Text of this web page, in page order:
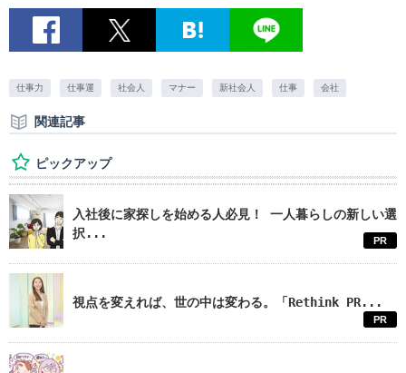
仕事力 仕事運 社会人 マナー 新社会人 仕事 会社
関連記事
ピックアップ
入社後に家探しを始める人必見！ 一人暮らしの新しい選
択...
PR
視点を変えれば、世の中は変わる。「Rethink PR...
PR